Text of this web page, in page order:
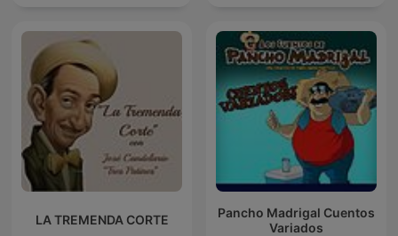
LA TREMENDA CORTE
Pancho Madrigal Cuentos
Variados